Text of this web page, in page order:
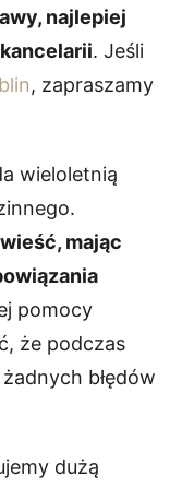
najlepiej
. Jeśli
, zapraszamy
wieloletnią
mając
pomocy
że podczas
błędów
dużą